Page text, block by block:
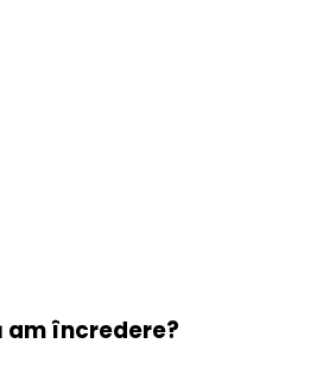
am încredere?